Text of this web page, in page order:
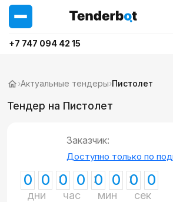
+7 747 094 42 15
›Актуальные тендеры›Пистолет
Тендер на Пистолет
Заказчик:
Доступно только по
0 0
дни
0 0
час
0 0
мин
0 0
сек